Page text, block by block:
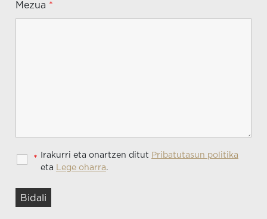
Mezua *
* Irakurri eta onartzen ditut Pribatutasun politika
eta Lege oharra.